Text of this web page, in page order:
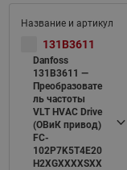
131B3611
Danfoss
131B3611 —
Преобразовате
ль частоты
VLT HVAC Drive
(ОВиК привод)
FC-
102P7K5T4E20
H2XGXXXXSXX